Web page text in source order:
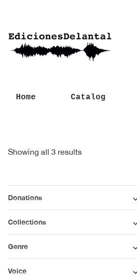
Home Catalog
Showing all 3 resultsSorted
Donations
Collections
Genre
Voice